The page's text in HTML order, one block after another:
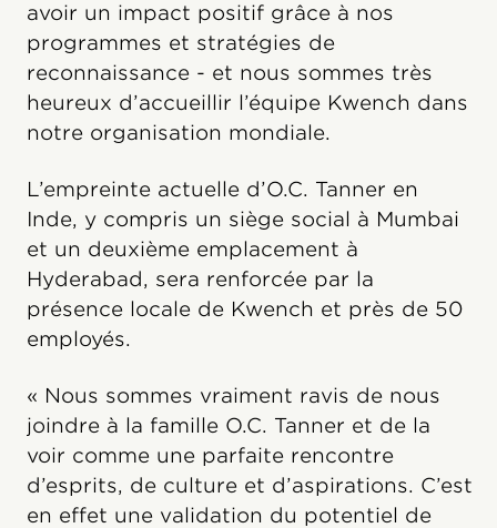
avoir un impact positif grâce à nos
programmes et stratégies de
reconnaissance - et nous sommes très
heureux d’accueillir l’équipe Kwench dans
notre organisation mondiale.
L’empreinte actuelle d’O.C. Tanner en
Inde, y compris un siège social à Mumbai
et un deuxième emplacement à
Hyderabad, sera renforcée par la
présence locale de Kwench et près de 50
employés.
« Nous sommes vraiment ravis de nous
joindre à la famille O.C. Tanner et de la
voir comme une parfaite rencontre
d’esprits, de culture et d’aspirations. C’est
en effet une validation du potentiel de